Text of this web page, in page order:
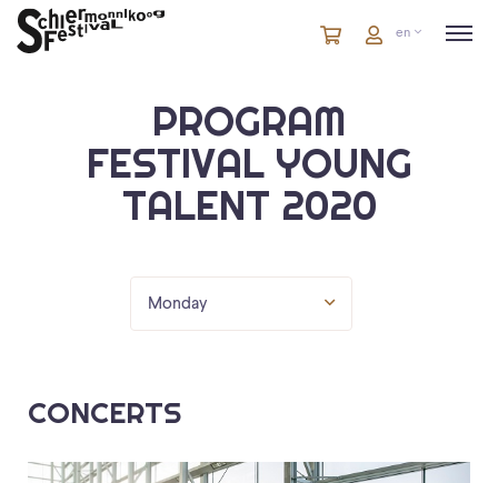
CartitemsCarten
PROGRAM
FESTIVAL YOUNG
TALENT 2020
Monday
CONCERTS